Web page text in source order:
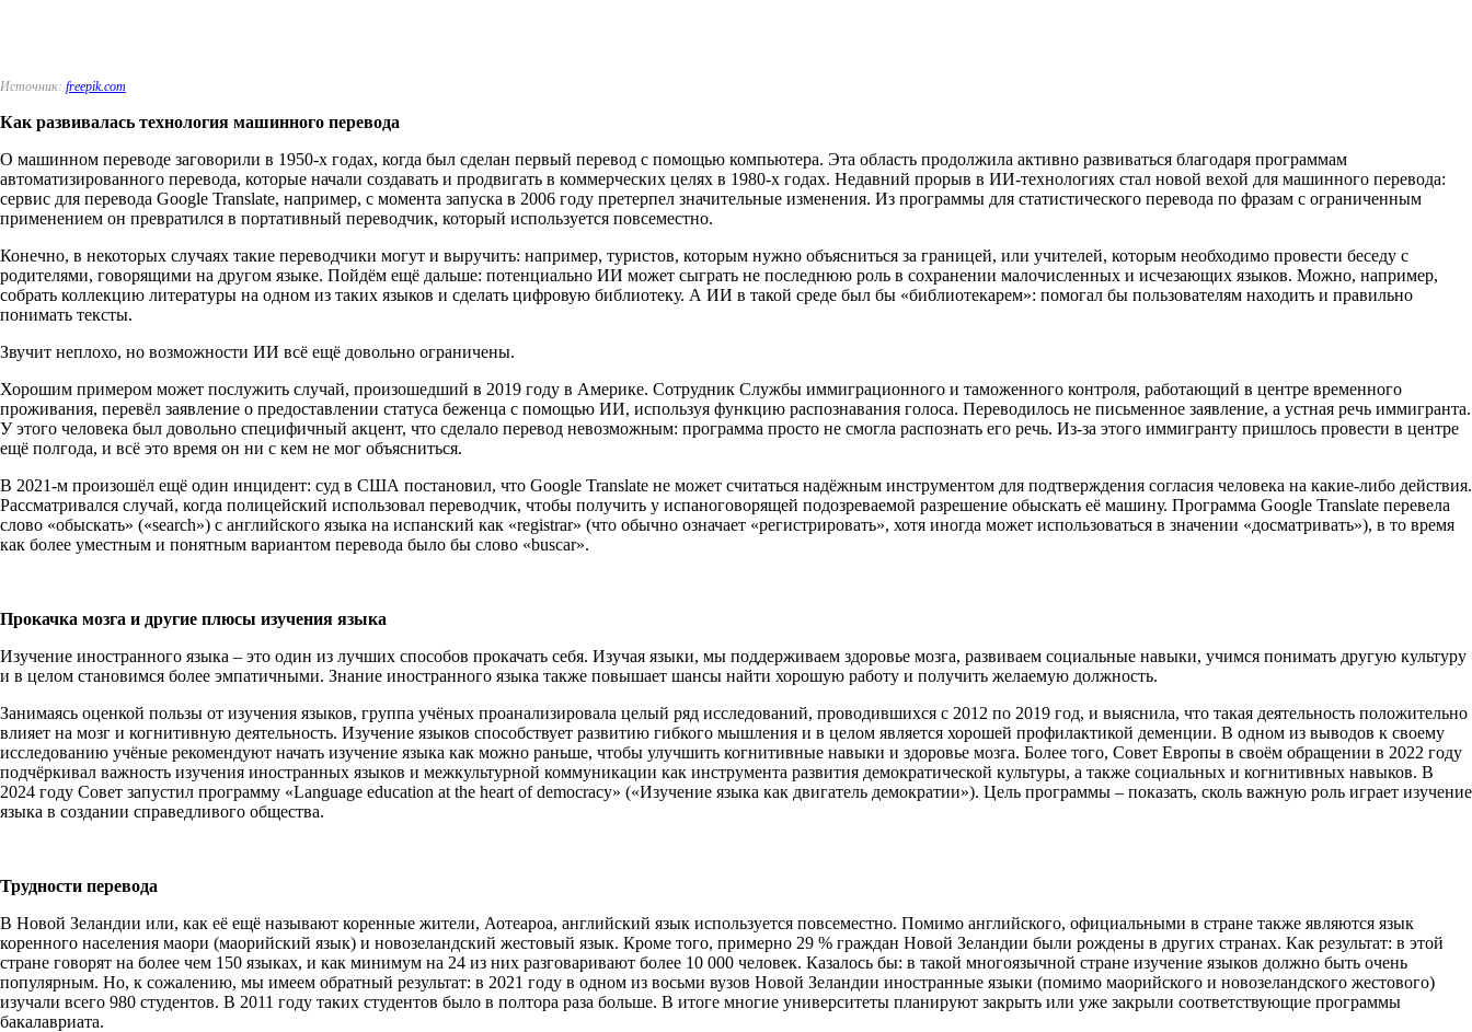
Источник: freepik.com
Как развивалась технология машинного перевода
О машинном переводе заговорили в 1950-х годах, когда был сделан первый перевод с помощью компьютера. Эта область продолжила активно развиваться благодаря программам
автоматизированного перевода, которые начали создавать и продвигать в коммерческих целях в 1980-х годах. Недавний прорыв в ИИ-технологиях стал новой вехой для машинного перевода:
сервис для перевода Google Translate, например, с момента запуска в 2006 году претерпел значительные изменения. Из программы для статистического перевода по фразам с ограниченным
применением он превратился в портативный переводчик, который используется повсеместно.
Конечно, в некоторых случаях такие переводчики могут и выручить: например, туристов, которым нужно объясниться за границей, или учителей, которым необходимо провести беседу с
родителями, говорящими на другом языке. Пойдём ещё дальше: потенциально ИИ может сыграть не последнюю роль в сохранении малочисленных и исчезающих языков. Можно, например,
собрать коллекцию литературы на одном из таких языков и сделать цифровую библиотеку. А ИИ в такой среде был бы «библиотекарем»: помогал бы пользователям находить и правильно
понимать тексты.
Звучит неплохо, но возможности ИИ всё ещё довольно ограничены.
Хорошим примером может послужить случай, произошедший в 2019 году в Америке. Сотрудник Службы иммиграционного и таможенного контроля, работающий в центре временного
проживания, перевёл заявление о предоставлении статуса беженца с помощью ИИ, используя функцию распознавания голоса. Переводилось не письменное заявление, а устная речь иммигранта.
У этого человека был довольно специфичный акцент, что сделало перевод невозможным: программа просто не смогла распознать его речь. Из-за этого иммигранту пришлось провести в центре
ещё полгода, и всё это время он ни с кем не мог объясниться.
В 2021-м произошёл ещё один инцидент: суд в США постановил, что Google Translate не может считаться надёжным инструментом для подтверждения согласия человека на какие-либо действия.
Рассматривался случай, когда полицейский использовал переводчик, чтобы получить у испаноговорящей подозреваемой разрешение обыскать её машину. Программа Google Translate перевела
слово «обыскать» («search») с английского языка на испанский как «registrar» (что обычно означает «регистрировать», хотя иногда может использоваться в значении «досматривать»), в то время
как более уместным и понятным вариантом перевода было бы слово «buscar».
Прокачка мозга и другие плюсы изучения языка
Изучение иностранного языка – это один из лучших способов прокачать себя. Изучая языки, мы поддерживаем здоровье мозга, развиваем социальные навыки, учимся понимать другую культуру
и в целом становимся более эмпатичными. Знание иностранного языка также повышает шансы найти хорошую работу и получить желаемую должность.
Занимаясь оценкой пользы от изучения языков, группа учёных проанализировала целый ряд исследований, проводившихся с 2012 по 2019 год, и выяснила, что такая деятельность положительно
влияет на мозг и когнитивную деятельность. Изучение языков способствует развитию гибкого мышления и в целом является хорошей профилактикой деменции. В одном из выводов к своему
исследованию учёные рекомендуют начать изучение языка как можно раньше, чтобы улучшить когнитивные навыки и здоровье мозга. Более того, Совет Европы в своём обращении в 2022 году
подчёркивал важность изучения иностранных языков и межкультурной коммуникации как инструмента развития демократической культуры, а также социальных и когнитивных навыков. В
2024 году Совет запустил программу «Language education at the heart of democracy» («Изучение языка как двигатель демократии»). Цель программы – показать, сколь важную роль играет изучение
языка в создании справедливого общества.
Трудности перевода
В Новой Зеландии или, как её ещё называют коренные жители, Аотеароа, английский язык используется повсеместно. Помимо английского, официальными в стране также являются язык
коренного населения маори (маорийский язык) и новозеландский жестовый язык. Кроме того, примерно 29 % граждан Новой Зеландии были рождены в других странах. Как результат: в этой
стране говорят на более чем 150 языках, и как минимум на 24 из них разговаривают более 10 000 человек. Казалось бы: в такой многоязычной стране изучение языков должно быть очень
популярным. Но, к сожалению, мы имеем обратный результат: в 2021 году в одном из восьми вузов Новой Зеландии иностранные языки (помимо маорийского и новозеландского жестового)
изучали всего 980 студентов. В 2011 году таких студентов было в полтора раза больше. В итоге многие университеты планируют закрыть или уже закрыли соответствующие программы
бакалавриата.